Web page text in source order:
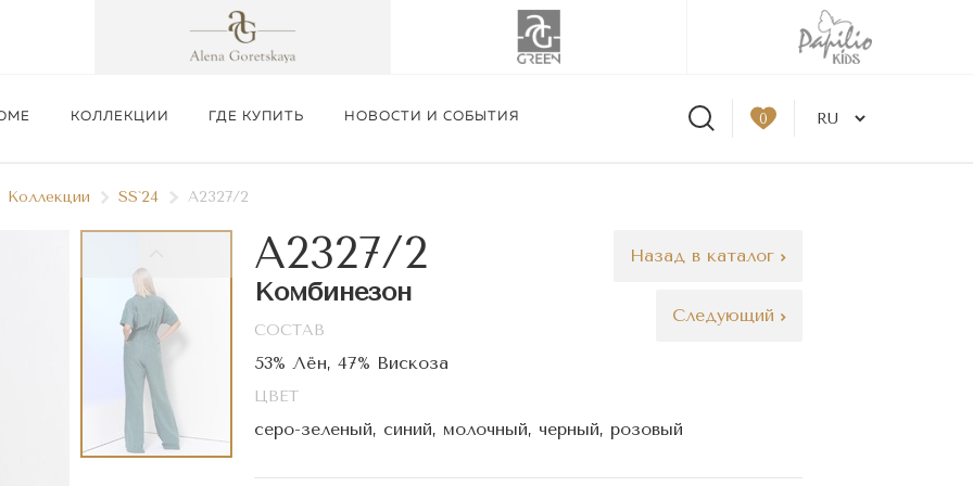
КОЛЛЕКЦИИ ГДЕ КУПИТЬ НОВОСТИ И СОБЫТИЯ 0
Коллекции SS`24 A2327/2
A2327/2
Комбинезон
СОСТАВ
53% Лён, 47% Вискоза
ЦВЕТ
серо-зеленый, синий, молочный, черный, розовый
Назад в каталог
Следующий